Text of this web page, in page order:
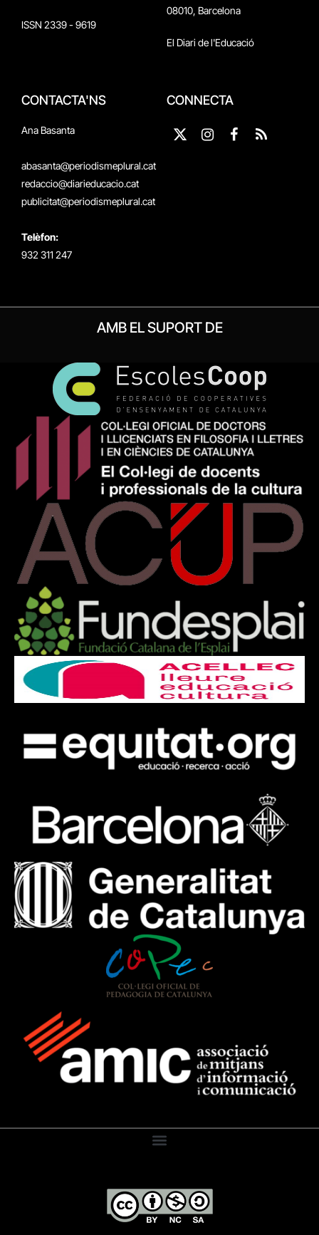
ISSN 2339 - 9619
08010, Barcelona
El Diari de l'Educació
CONTACTA'NS
Ana Basanta
abasanta@periodismeplural.cat
redaccio@diarieducacio.cat
publicitat@periodismeplural.cat
Telèfon:
932 311 247
CONNECTA
X
Instagram
Facebook
RSS
AMB EL SUPORT DE